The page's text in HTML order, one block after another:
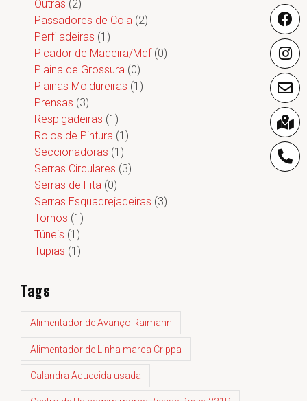
Outras (2)
Passadores de Cola (2)
Perfiladeiras (1)
Picador de Madeira/Mdf (0)
Plaina de Grossura (0)
Plainas Moldureiras (1)
Prensas (3)
Respigadeiras (1)
Rolos de Pintura (1)
Seccionadoras (1)
Serras Circulares (3)
Serras de Fita (0)
Serras Esquadrejadeiras (3)
Tornos (1)
Túneis (1)
Tupias (1)
Tags
Alimentador de Avanço Raimann
Alimentador de Linha marca Crippa
Calandra Aquecida usada